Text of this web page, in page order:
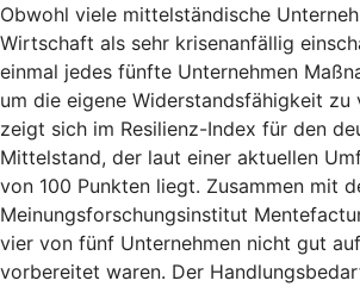
Obwohl viele mittelständische
Wirtschaft als sehr krisenanfällig
einmal jedes fünfte Unternehmen
um die eigene Widerstandsfähigkeit zu
zeigt sich im Resilienz-Index für den
Mittelstand, der laut einer aktuellen
von 100 Punkten liegt. Zusammen mit
Meinungsforschungsinstitut
vier von fünf Unternehmen nicht gut
vorbereitet waren. Der